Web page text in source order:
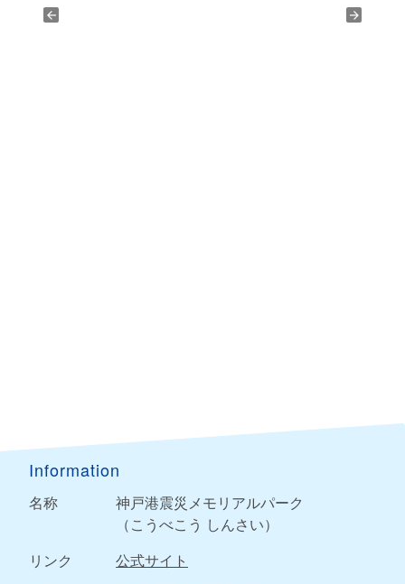
Information
名称
神戸港震災メモリアルパーク
（こうべこう しんさい）
リンク
公式サイト